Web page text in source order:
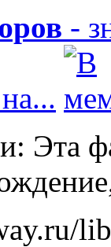
-
Эта